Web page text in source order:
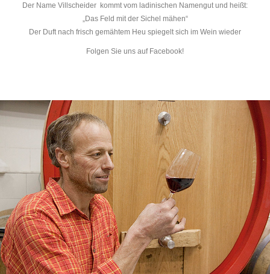
Der Name Villscheider kommt vom ladinischen Namengut und heißt:
„Das Feld mit der Sichel mähen“
Der Duft nach frisch gemähtem Heu spiegelt sich im Wein wieder
Folgen Sie uns auf Facebook!